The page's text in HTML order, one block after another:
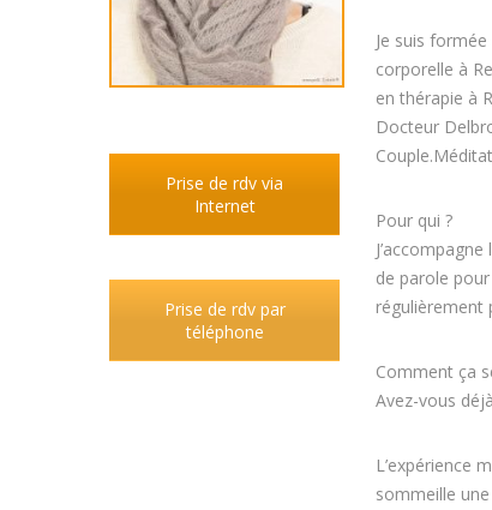
Prise de rdv via
Internet
Prise de rdv par
téléphone
Je suis
corporelle à
en thérapie à
Docteur
Pour qui ?
de parole
régulièrement
Comment ça
Avez-vous
L’expérience
sommeille